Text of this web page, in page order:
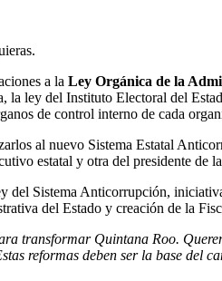
a la Ley Orgánica de la
la ley del Instituto Electoral del
de control interno de cada
al nuevo Sistema Estatal
estatal y otra del presidente de
del Sistema Anticorrupción,
del Estado y creación de la
transformar Quintana Roo.
reformas deben ser la base del